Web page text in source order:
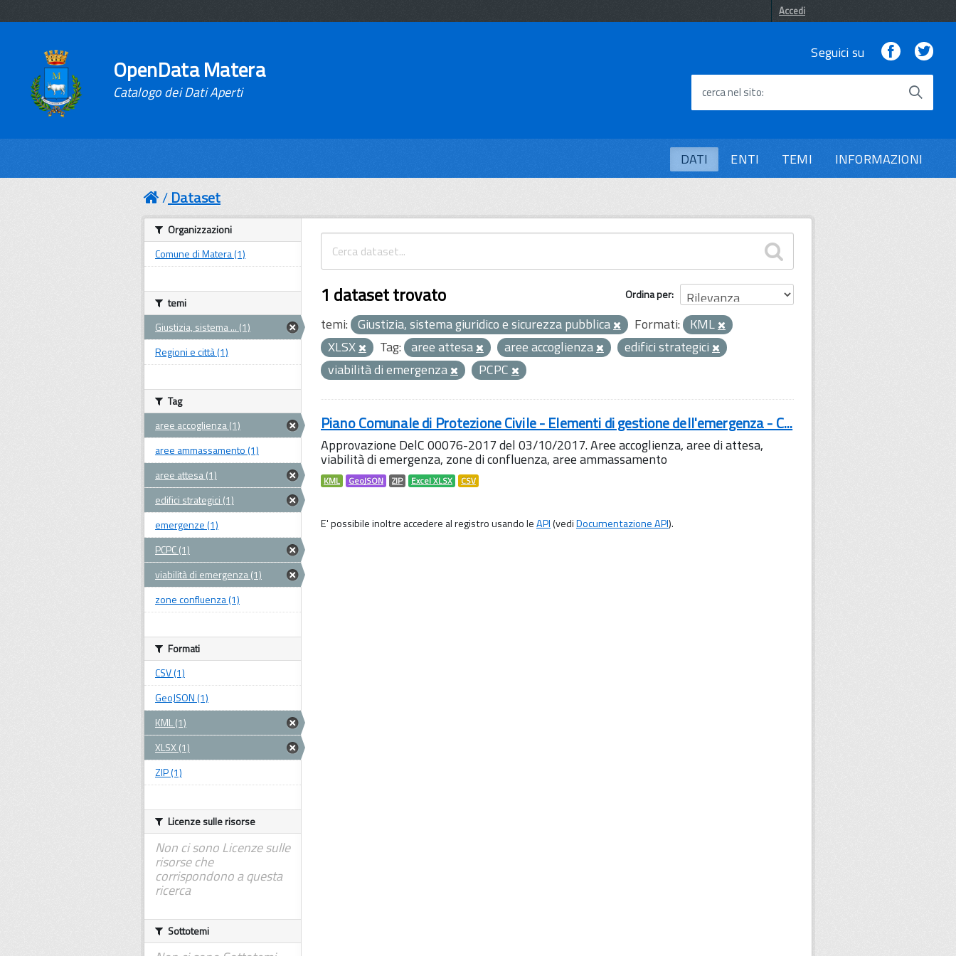
Accedi
OpenData Matera
Catalogo dei Dati Aperti
Seguici su Facebook
cerca nel sito
DATI ENTI TEMI INFORMAZIONI
Dataset
Ordina per
1 dataset trovato
temi: Giustizia, sistema giuridico e sicurezza pubblica Formati: KML
XLSX
Tag: aree attesa aree accoglienza
edifici strategici
viabilità di emergenza
PCPC
Piano Comunale di Protezione Civile - Elementi di gestione dell'emergenza - C...
Approvazione DelC 00076-2017 del 03/10/2017. Aree accoglienza, aree di attesa,
viabilità di emergenza, zone di confluenza, aree ammassamento
KML GeoJSON ZIP Excel XLSX CSV
E' possibile inoltre accedere al registro usando leAPI(vediDocumentazione API).
Organizzazioni
Comune di Matera (1)
temi
Giustizia, sistema ... (1)
Regioni e città (1)
Tag
aree accoglienza (1)
aree ammassamento (1)
aree attesa (1)
edifici strategici (1)
emergenze (1)
PCPC (1)
viabilità di emergenza (1)
zone confluenza (1)
Formati
CSV (1)
GeoJSON (1)
KML (1)
XLSX (1)
ZIP (1)
Licenze sulle risorse
Non ci sono Licenze sulle
risorse che
corrispondono a questa
ricerca
Sottotemi